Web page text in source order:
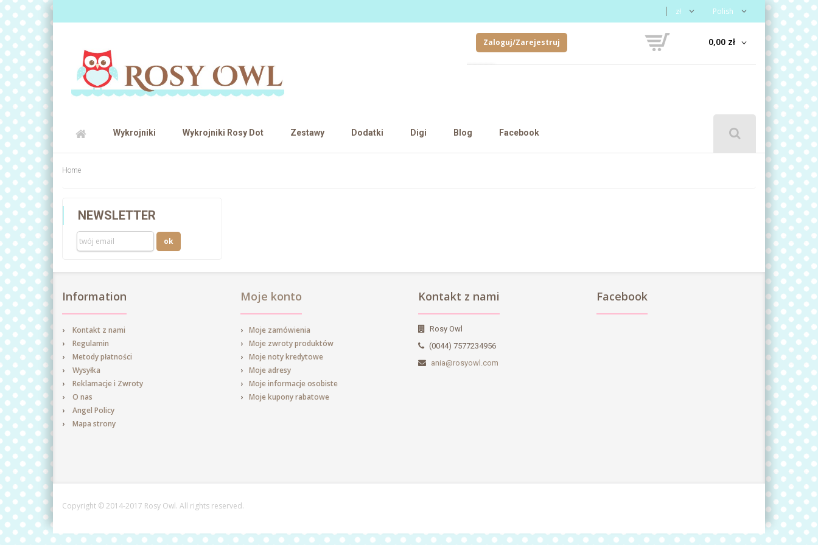
Polish
zł
Zaloguj/Zarejestruj 0,00 zł
Wykrojniki Wykrojniki Rosy Dot Zestawy Dodatki Digi Blog Facebook
Home
NEWSLETTER
Information
Kontakt z nami
Regulamin
Metody płatności
Wysyłka
Reklamacje i Zwroty
O nas
Angel Policy
Mapa strony
Moje konto
Moje zamówienia
Moje zwroty produktów
Moje noty kredytowe
Moje adresy
Moje informacje osobiste
Moje kupony rabatowe
Kontakt z nami
Rosy Owl
(0044) 7577234956
ania@rosyowl.com
Facebook
Copyright © 2014-2017 Rosy Owl. All rights reserved.